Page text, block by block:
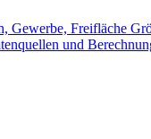
Gewerbe, Freifläche
und